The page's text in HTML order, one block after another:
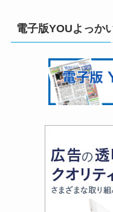
電子版YOUよっか